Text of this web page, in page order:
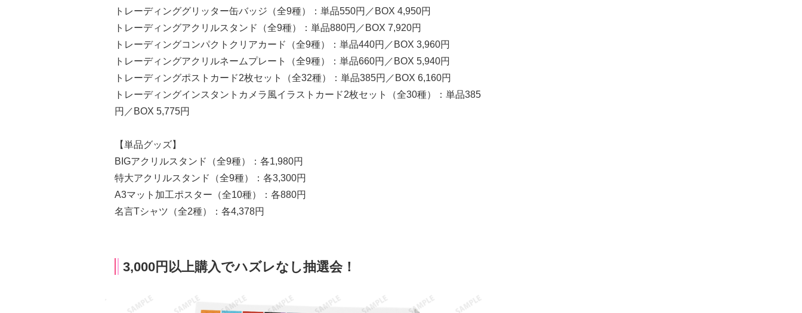
トレーディンググリッター缶バッジ（全9種）：単品550円／BOX 4,950円
トレーディングアクリルスタンド（全9種）：単品880円／BOX 7,920円
トレーディングコンパクトクリアカード（全9種）：単品440円／BOX 3,960円
トレーディングアクリルネームプレート（全9種）：単品660円／BOX 5,940円
トレーディングポストカード2枚セット（全32種）：単品385円／BOX 6,160円
トレーディングインスタントカメラ風イラストカード2枚セット（全30種）：単品385
円／BOX 5,775円
【単品グッズ】
BIGアクリルスタンド（全9種）：各1,980円
特大アクリルスタンド（全9種）：各3,300円
A3マット加工ポスター（全10種）：各880円
名言Tシャツ（全2種）：各4,378円
3,000円以上購入でハズレなし抽選会！